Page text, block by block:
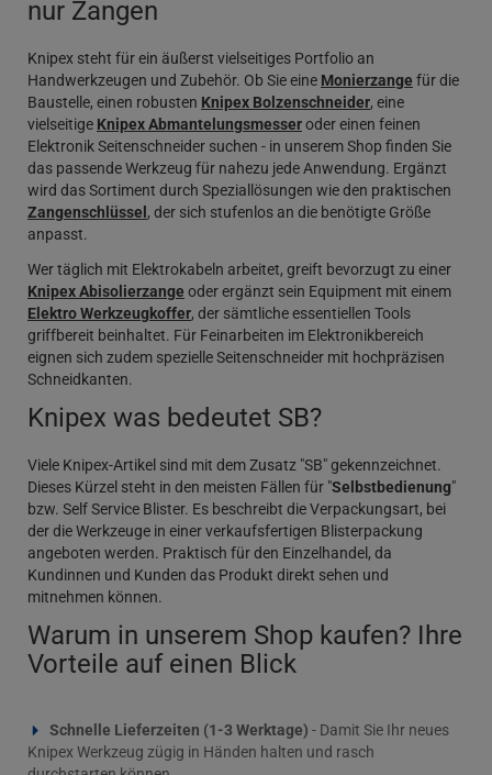
nur Zangen
Knipex steht für ein äußerst vielseitiges Portfolio an
Handwerkzeugen und Zubehör. Ob Sie eine Monierzange für die
Baustelle, einen robusten Knipex Bolzenschneider, eine
vielseitige Knipex Abmantelungsmesseroder einen feinen
Elektronik Seitenschneider suchen - in unserem Shop finden Sie
das passende Werkzeug für nahezu jede Anwendung. Ergänzt
wird das Sortiment durch Speziallösungen wie den praktischen
Zangenschlüssel , der sich stufenlos an die benötigte Größe
anpasst.
Wer täglich mit Elektrokabeln arbeitet, greift bevorzugt zu einer
Knipex Abisolierzange oder ergänzt sein Equipment mit einem
Elektro Werkzeugkoffer, der sämtliche essentiellen Tools
griffbereit beinhaltet. Für Feinarbeiten im Elektronikbereich
eignen sich zudem spezielle Seitenschneider mit hochpräzisen
Schneidkanten.
Knipex was bedeutet SB?
Viele Knipex-Artikel sind mit dem Zusatz "SB" gekennzeichnet.
Dieses Kürzel steht in den meisten Fällen für "Selbstbedienung"
bzw. Self Service Blister. Es beschreibt die Verpackungsart, bei
der die Werkzeuge in einer verkaufsfertigen Blisterpackung
angeboten werden. Praktisch für den Einzelhandel, da
Kundinnen und Kunden das Produkt direkt sehen und
mitnehmen können.
Warum in unserem Shop kaufen? Ihre
Vorteile auf einen Blick
Schnelle Lieferzeiten (1-3 Werktage) - Damit Sie Ihr neues
Knipex Werkzeug zügig in Händen halten und rasch